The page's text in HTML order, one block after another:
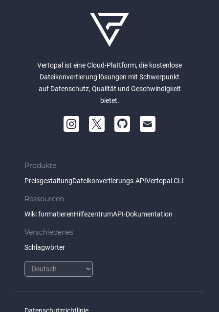
Vertopal ist eine Cloud-Plattform, die kostenlose
Dateikonvertierung lösungen mit Schwerpunkt
auf Datenschutz, Qualität und Geschwindigkeit
bietet.
Produkte
PreisgestaltungDateikonvertierungs-APIVertopal CLI
Ressourcen
Wiki formatierenHilfezentrumAPI-Dokumentation
Verschiedenes
Schlagwörter